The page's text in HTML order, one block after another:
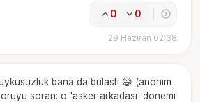
0 0
29 Haziran 02:38
bana da bulasti 😅 (anonim
soran: o 'asker arkadasi' donemi